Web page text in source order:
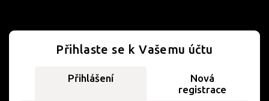
Přihlaste se k Vašemu účtu
Přihlášení
Nová
registrace